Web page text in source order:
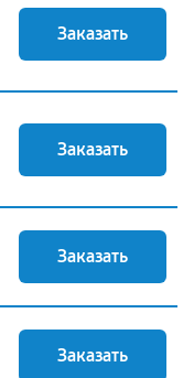
Заказать
Заказать
Заказать
Заказать